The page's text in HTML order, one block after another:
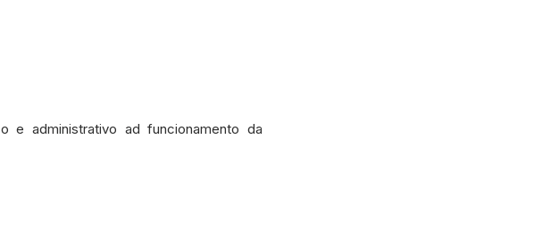
e administrativo ad funcionamento da